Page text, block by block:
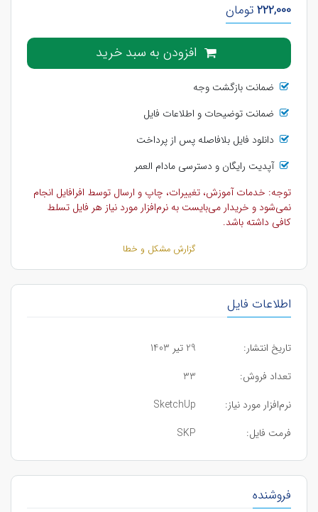
222,000تومان
افزودن به سبد خرید
ضمانت بازگشت وجه
ضمانت توضیحات و اطلاعات فایل
دانلود فایل بلافاصله پس از پرداخت
آپدیت رایگان و دسترسی مادام العمر
توجه: خدمات آموزش، تغییرات، چاپ و ارسال توسط افرافایل انجام
نمی‌شود و خریدار می‌بایست به نرم‌افزار مورد نیاز هر فایل تسلط
کافی داشته باشد.
گزارش مشکل و خطا
اطلاعات فایل
تاریخ انتشار:
29 تیر 1403
تعداد فروش:
33
نرم‌افزار مورد نیاز:
SketchUp
فرمت فایل:
SKP
فروشنده